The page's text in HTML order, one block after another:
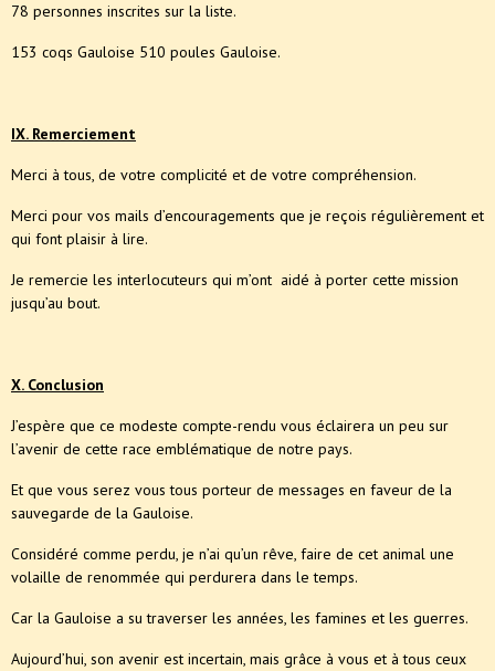
78 personnes inscrites sur la liste.
153 coqs Gauloise 510 poules Gauloise.
IX. Remerciement
Merci à tous, de votre complicité et de votre compréhension.
Merci pour vos mails d’encouragements que je reçois régulièrement et
qui font plaisir à lire.
Je remercie les interlocuteurs qui m’ont aidé à porter cette mission
jusqu’au bout.
X. Conclusion
J’espère que ce modeste compte-rendu vous éclairera un peu sur
l’avenir de cette race emblématique de notre pays.
Et que vous serez vous tous porteur de messages en faveur de la
sauvegarde de la Gauloise.
Considéré comme perdu, je n’ai qu’un rêve, faire de cet animal une
volaille de renommée qui perdurera dans le temps.
Car la Gauloise a su traverser les années, les famines et les guerres.
Aujourd’hui, son avenir est incertain, mais grâce à vous et à tous ceux